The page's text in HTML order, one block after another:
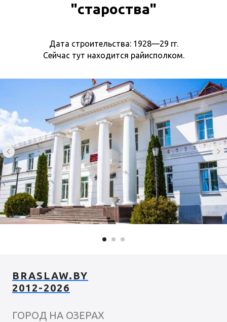
"староства"
Дата строительства: 1928—29 гг.
Сейчас тут находится райисполком.
BRASLAW.BY
2012-2026
ГОРОД НА ОЗЕРАХ